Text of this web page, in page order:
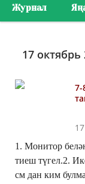
Журнал
17
1. Мо­ни­тор
ти­еш тү­гел.2.
см дан ким